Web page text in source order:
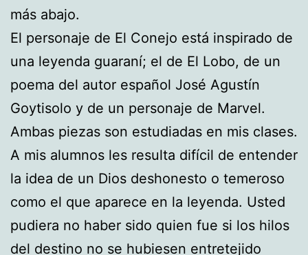
más abajo.
El personaje de El Conejo está inspirado de
una leyenda guaraní; el de El Lobo, de un
poema del autor español José Agustín
Goytisolo y de un personaje de Marvel.
Ambas piezas son estudiadas en mis clases.
A mis alumnos les resulta difícil de entender
la idea de un Dios deshonesto o temeroso
como el que aparece en la leyenda. Usted
pudiera no haber sido quien fue si los hilos
del destino no se hubiesen entretejido